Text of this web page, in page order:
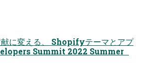
に変える、 Shopifyテーマとアプ
Summit 2022 Summer